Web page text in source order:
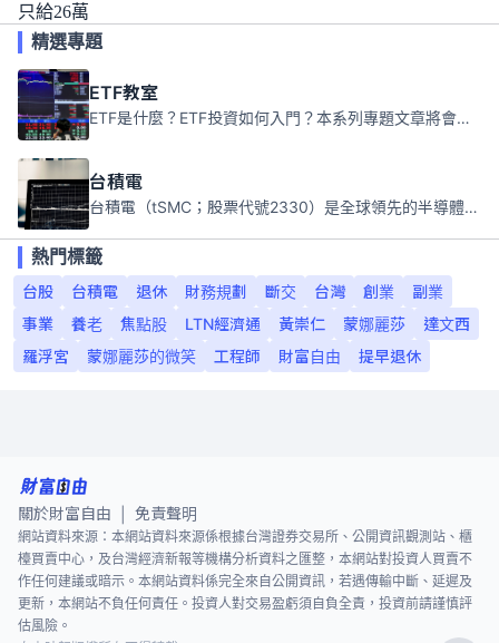
只給26萬
精選專題
ETF教室
ETF是什麼？ETF投資如何入門？本系列專題文章將會告訴你新手必須知道的ETF基礎知識。
台積電
台積電（tSMC；股票代號2330）是全球領先的半導體代工公司，成立於1987年，總部位於台灣新竹。且已於美國、日本、德國及中國設廠，台積電是全球首家專業積體電路製造服務公司，也是全球最先進和最大規模的半導體代工廠。
熱門標籤
台股
台積電 退休 財務規劃 斷交 台灣 創業
副業
事業
養老 焦點股 LTN經濟通 黃崇仁 蒙娜麗莎
達文西
羅浮宮
蒙娜麗莎的微笑 工程師 財富自由 提早退休
關於財富自由 免責聲明
網站資料來源：本網站資料來源係根據台灣證券交易所、公開資訊觀測站、櫃
檯買賣中心，及台灣經濟新報等機構分析資料之匯整，本網站對投資人買賣不
作任何建議或暗示。本網站資料係完全來自公開資訊，若遇傳輸中斷、延遲及
更新，本網站不負任何責任。投資人對交易盈虧須自負全責，投資前請謹慎評
估風險。